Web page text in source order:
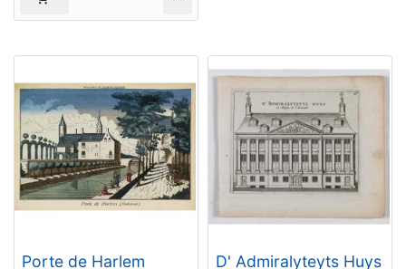
Porte de Harlem D' Admiralyteyts Huys